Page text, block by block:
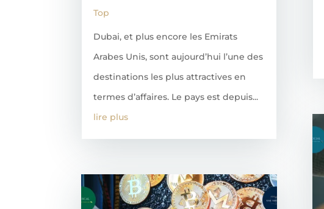
Top
Dubai, et plus encore les Emirats
Arabes Unis, sont aujourd’hui l’une des
destinations les plus attractives en
termes d’affaires. Le pays est depuis...
lire plus